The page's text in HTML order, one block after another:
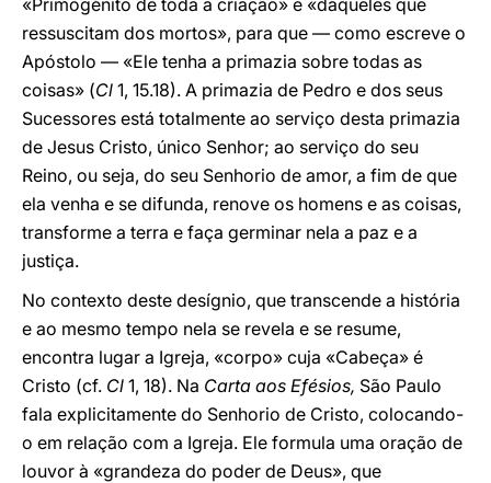
«Primogénito de toda a criação» e «daqueles que
ressuscitam dos mortos», para que — como escreve o
Apóstolo — «Ele tenha a primazia sobre todas as
coisas» (Cl 1, 15.18). A primazia de Pedro e dos seus
Sucessores está totalmente ao serviço desta primazia
de Jesus Cristo, único Senhor; ao serviço do seu
Reino, ou seja, do seu Senhorio de amor, a fim de que
ela venha e se difunda, renove os homens e as coisas,
transforme a terra e faça germinar nela a paz e a
justiça.
No contexto deste desígnio, que transcende a história
e ao mesmo tempo nela se revela e se resume,
encontra lugar a Igreja, «corpo» cuja «Cabeça» é
Cristo (cf. Cl 1, 18). Na Carta aos Efésios, São Paulo
fala explicitamente do Senhorio de Cristo, colocando-
o em relação com a Igreja. Ele formula uma oração de
louvor à «grandeza do poder de Deus», que